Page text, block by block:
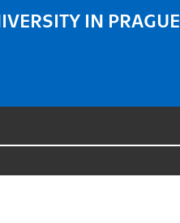
IN PRAGUE